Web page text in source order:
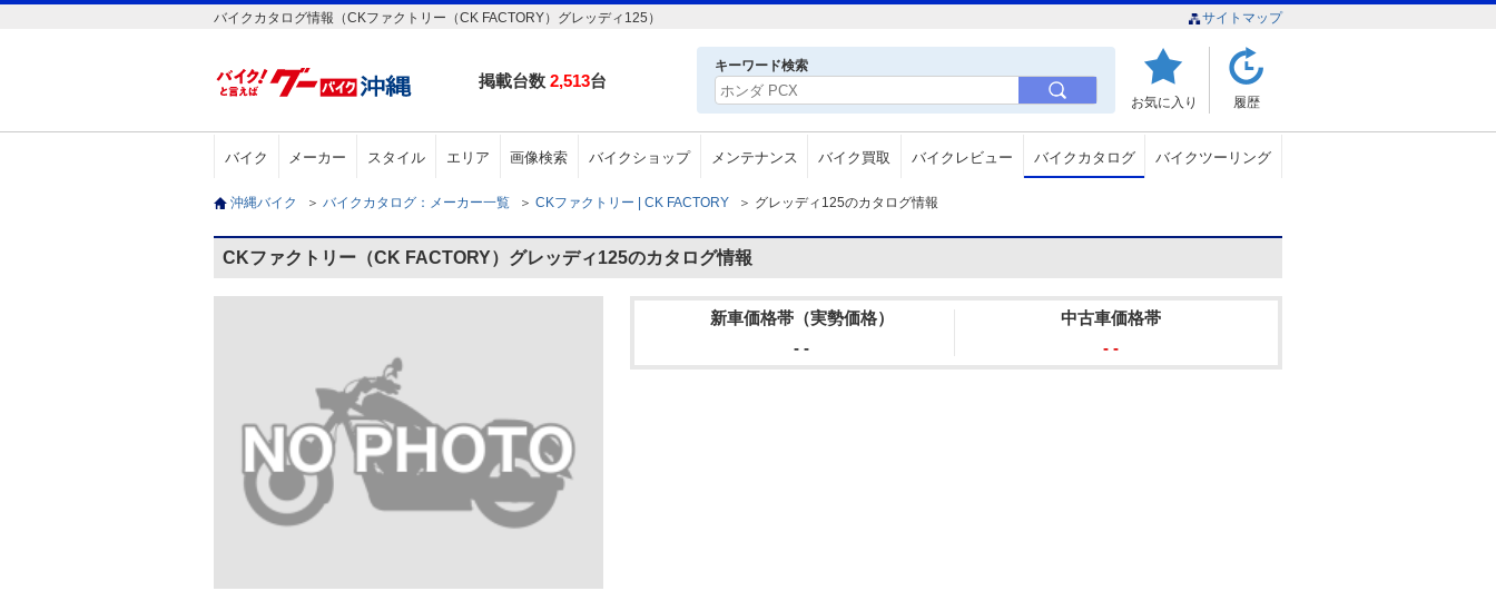
バイクカタログ情報（CKファクトリー（CK FACTORY）グレッディ125） サイトマップ
掲載台数 2,513台
キーワード検索
お気に入り 履歴
バイク メーカー スタイル エリア 画像検索 バイクショップ メンテナンス バイク買取 バイクレビュー バイクカタログ バイクツーリング
沖縄バイク ＞ バイクカタログ：メーカー一覧 ＞ CKファクトリー | CK FACTORY ＞ グレッディ125のカタログ情報
CKファクトリー（CK FACTORY）グレッディ125のカタログ情報
新車価格帯（実勢価格）
- -
中古車価格帯
- -